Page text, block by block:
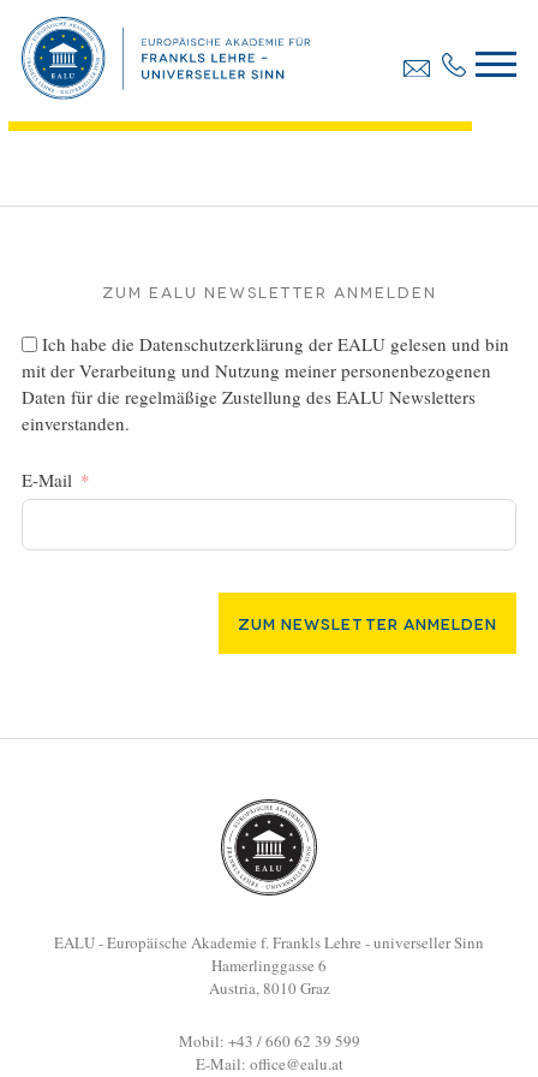
Diplomarbeit, Luxenberger Anita
Dateigröße:
Zum EALU Newsletter anmelden
Ich habe die Datenschutzerklärung der EALU gelesen und bin
mit der Verarbeitung und Nutzung meiner personenbezogenen
Daten für die regelmäßige Zustellung des EALU Newsletters
einverstanden.
E-Mail
Zum Newsletter Anmelden
EALU - Europäische Akademie f. Frankls Lehre - universeller Sinn
Hamerlinggasse 6
Austria, 8010 Graz
Mobil: +43 / 660 62 39 599
E-Mail: office@ealu.at